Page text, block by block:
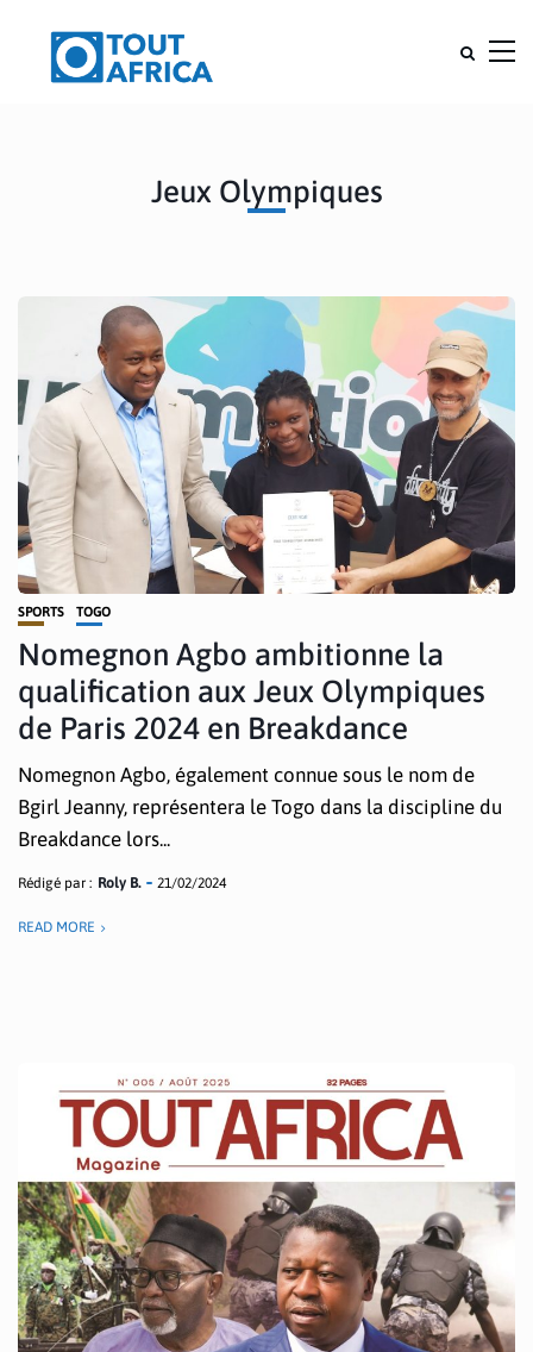
Jeux Olympiques
SPORTS TOGO
Nomegnon Agbo ambitionne la
qualification aux Jeux Olympiques
de Paris 2024 en Breakdance
Nomegnon Agbo, également connue sous le nom de
Bgirl Jeanny, représentera le Togo dans la discipline du
Breakdance lors...
Rédigé par : Roly B. 21/02/2024
READ MORE